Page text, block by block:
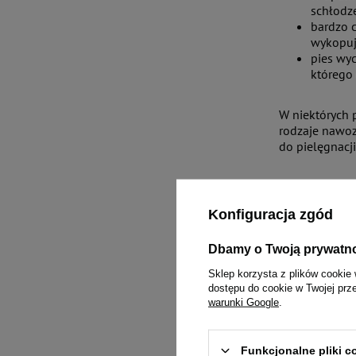
bardzo
pies
którego
W niektórych
rodzaje
do
Tak
zachowania
takiego
Czy
Wiele osób
czy
Nie należy
Konfiguracja zgód
Dbamy o Twoją
Sklep korzysta z plików cookie
dostępu do cookie w Twojej
warunki Google
Funkcjonalne pliki